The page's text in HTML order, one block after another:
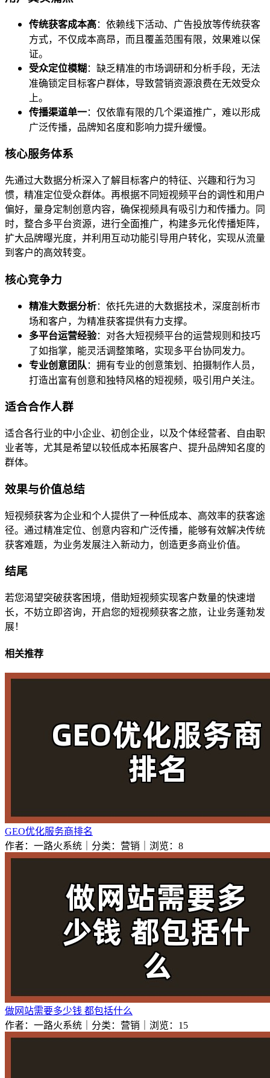
传统获客成本高：依赖线下活动、广告投放等传统获客
方式，不仅成本高昂，而且覆盖范围有限，效果难以保
证。
受众定位模糊：缺乏精准的市场调研和分析手段，无法
准确锁定目标客户群体，导致营销资源浪费在无效受众
上。
传播渠道单一：仅依靠有限的几个渠道推广，难以形成
广泛传播，品牌知名度和影响力提升缓慢。
核心服务体系
先通过大数据分析深入了解目标客户的特征、兴趣和行为习
惯，精准定位受众群体。再根据不同短视频平台的调性和用户
偏好，量身定制创意内容，确保视频具有吸引力和传播力。同
时，整合多平台资源，进行全面推广，构建多元化传播矩阵，
扩大品牌曝光度，并利用互动功能引导用户转化，实现从流量
到客户的高效转变。
核心竞争力
精准大数据分析：依托先进的大数据技术，深度剖析市
场和客户，为精准获客提供有力支撑。
多平台运营经验：对各大短视频平台的运营规则和技巧
了如指掌，能灵活调整策略，实现多平台协同发力。
专业创意团队：拥有专业的创意策划、拍摄制作人员，
打造出富有创意和独特风格的短视频，吸引用户关注。
适合合作人群
适合各行业的中小企业、初创企业，以及个体经营者、自由职
业者等，尤其是希望以较低成本拓展客户、提升品牌知名度的
群体。
效果与价值总结
短视频获客为企业和个人提供了一种低成本、高效率的获客途
径。通过精准定位、创意内容和广泛传播，能够有效解决传统
获客难题，为业务发展注入新动力，创造更多商业价值。
结尾
若您渴望突破获客困境，借助短视频实现客户数量的快速增
长，不妨立即咨询，开启您的短视频获客之旅，让业务蓬勃发
展！
相关推荐
GEO优化服务商排名
作者：一路火系统｜分类：营销｜浏览：8
做网站需要多少钱 都包括什么
作者：一路火系统｜分类：营销｜浏览：15